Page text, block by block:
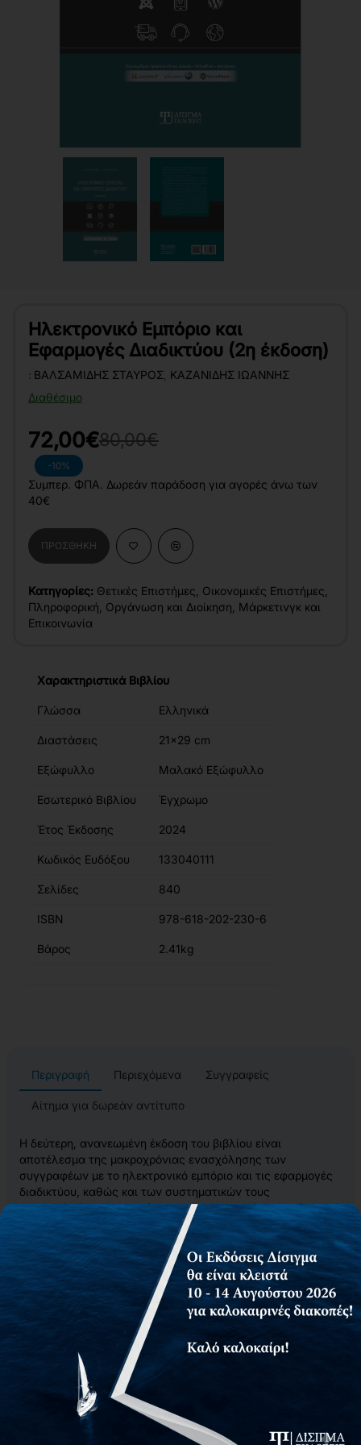
Ηλεκτρονικό Εμπόριο και
Εφαρμογές Διαδικτύου (2η έκδοση)
Διαθέσιμο
: ΒΑΛΣΑΜΊΔΗΣ ΣΤΑΎΡΟΣ ΚΑΖΑΝΊΔΗΣ ΙΩΆΝΝΗΣ
-10%
72,00€80,00€
Συμπερ. ΦΠΑ. Δωρεάν παράδοση για αγορές άνω των
40€
ΠΡΟΣΘΉΚΗ
Κατηγορίες: Θετικές Επιστήμες Οικονομικές Επιστήμες
Πληροφορική Οργάνωση και Διοίκηση Μάρκετινγκ και
Επικοινωνία
Χαρακτηριστικά Βιβλίου
Γλώσσα Ελληνικά
Διαστάσεις 21x29 cm
Εξώφυλλο Μαλακό Εξώφυλλο
Εσωτερικό Βιβλίου Έγχρωμο
Έτος Έκδοσης 2024
Κωδικός Ευδόξου 133040111
Σελίδες 840
ISBN 978-618-202-230-6
Βάρος 2.41kg
Περιγραφή Περιεχόμενα Συγγραφείς
Αίτημα για δωρεάν αντίτυπο
Η δεύτερη, ανανεωμένη έκδοση του βιβλίου είναι
αποτέλεσμα της μακροχρόνιας ενασχόλησης των
συγγραφέων με το ηλεκτρονικό εμπόριο και τις εφαρμογές
διαδικτύου, καθώς και των συστηματικών τους
προσπαθειών να μεταφέρουν στους φοιτητές, με τρόπο
κατανοητό, τις σημαντικότερες γνώσεις γύρω από το
συγκεκριμένο αντικείμενο.
Το περιεχόμενο του βιβλίου βασίζεται στο πλούσιο υλικό
που συνέλεξαν οι συγγραφείς επί σειρά ετών και
ανανεώθηκε για να αντανακλά τις σύγχρονες εξελίξεις
στις Τεχνολογίες της Πληροφορίας και Επικοινωνιών και
των συνεπειών του ψηφιακού μετασχηματισμού στις
επιχειρήσεις, στους οργανισμούς, στους εργαζόμενους και
στην κοινωνία γενικότερα. Συγκεκριμένα, στο πρώτο μέρος,
το βιβλίο εμβαθύνει στη μηχανογράφηση επιχειρήσεων,
στην ηλεκτρονική επιχείρηση, στο ηλεκτρονικό εμπόριο, στο
ηλεκτρονικό επιχειρείν, στις αναλύσεις SWOT, PEST και
των πέντε δυνάμεων του PORTER, στα επιχειρηματικά
μοντέλα του ηλεκτρονικού επιχειρείν, στην ηλεκτρονική